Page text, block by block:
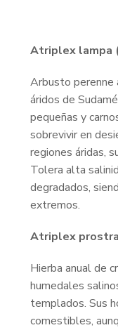
Atriplex lampa
Arbusto perenne
áridos de
pequeñas y
sobrevivir en
regiones áridas,
Tolera alta
degradados,
extremos.
Atriplex
Hierba anual de
humedales
templados. Sus
comestibles,